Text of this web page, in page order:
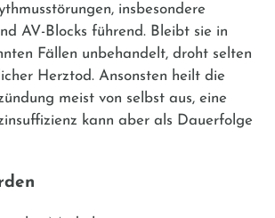
insbesondere
AV-Blocks führend. Bleibt sie in
Fällen unbehandelt, droht selten
Herztod. Ansonsten heilt die
meist von selbst aus, eine
kann aber als Dauerfolge